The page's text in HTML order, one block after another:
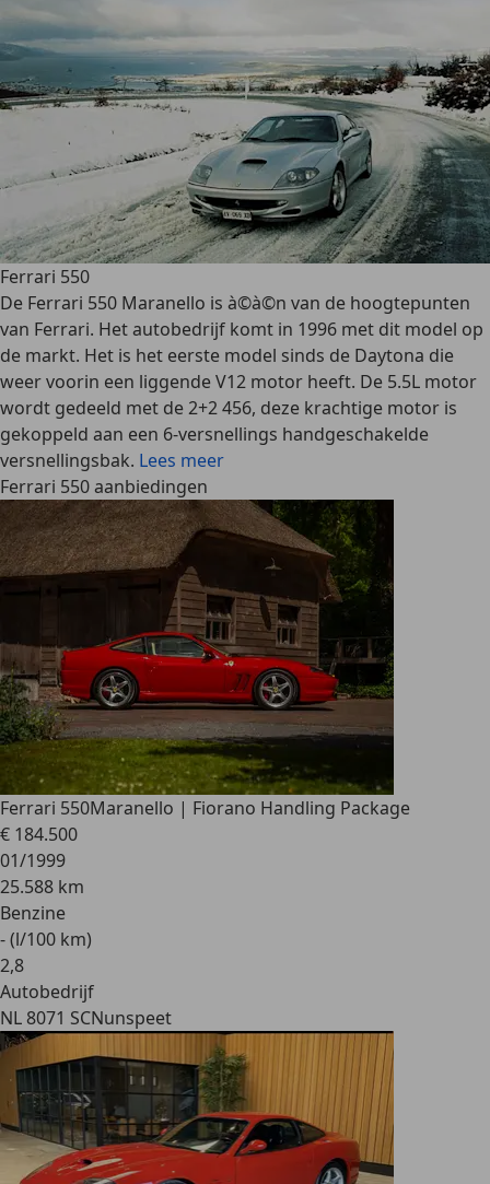
Ferrari 550
De Ferrari 550 Maranello is à©à©n van de hoogtepunten
van Ferrari. Het autobedrijf komt in 1996 met dit model op
de markt. Het is het eerste model sinds de Daytona die
weer voorin een liggende V12 motor heeft. De 5.5L motor
wordt gedeeld met de 2+2 456, deze krachtige motor is
gekoppeld aan een 6-versnellings handgeschakelde
versnellingsbak. Lees meer
Ferrari 550 aanbiedingen
Ferrari 550Maranello | Fiorano Handling Package
€ 184.500
01/1999
25.588 km
Benzine
- (l/100 km)
2,8
Autobedrijf
NL 8071 SCNunspeet